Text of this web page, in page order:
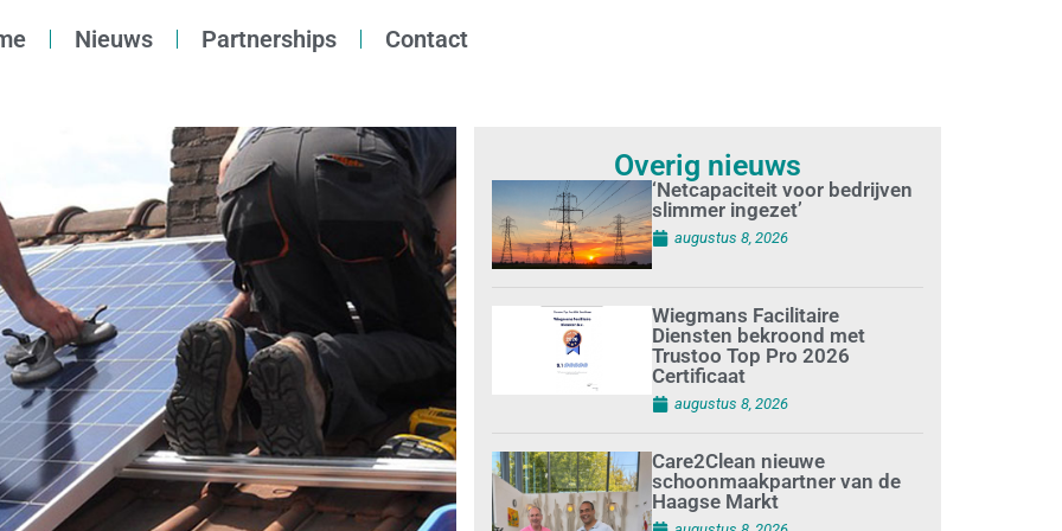
Nieuws Partnerships Contact
Overig nieuws
‘Netcapaciteit voor bedrijven
slimmer ingezet’
augustus 8, 2026
Wiegmans Facilitaire
Diensten bekroond met
Trustoo Top Pro 2026
Certificaat
augustus 8, 2026
Care2Clean nieuwe
schoonmaakpartner van de
Haagse Markt